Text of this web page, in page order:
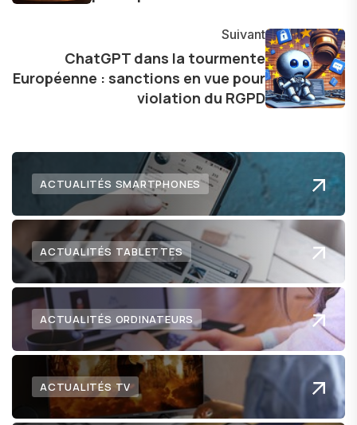
Suivant
ChatGPT dans la tourmente
Européenne : sanctions en vue pour
violation du RGPD
ACTUALITÉS SMARTPHONES
ACTUALITÉS TABLETTES
ACTUALITÉS ORDINATEURS
ACTUALITÉS TV